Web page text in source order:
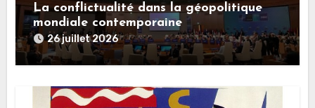
La conflictualité dans la géopolitique
mondiale contemporaine
26 juillet 2026